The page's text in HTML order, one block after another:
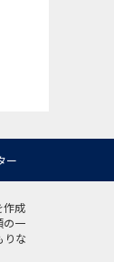
ー
作成
の一
りな